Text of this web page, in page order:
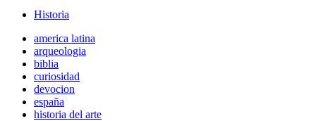
Historia
america latina
arqueologia
biblia
curiosidad
devocion
españa
historia del arte